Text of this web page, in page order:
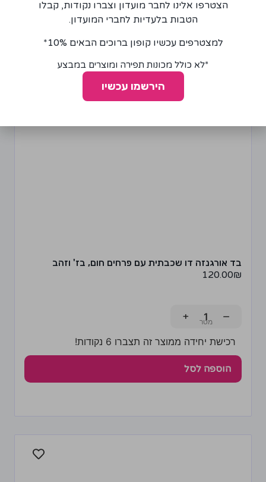
−
+ הוספה לסל
בד אורגנזה דו שכבתית עם פרחים חום, בז' וזהב
120.00₪
−
+
רכישת יחידה ממוצר זה תצברו 6 נקודות!
הוספה לסל
הצטרפו אלינו לחבר מועדון וצברו נקודות, קבלו
הטבות בלעדיות לחברי המועדון.
למצטרפים עכשיו קופון ברוכים הבאים 10%*
*לא כולל מכונות תפירה ומוצרים במבצע
הירשמו עכשיו